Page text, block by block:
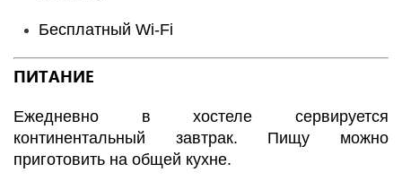
Бесплатный Wi-Fi
ПИТАНИЕ
Ежедневно в хостеле сервируется
континентальный завтрак. Пищу можно
приготовить на общей кухне.